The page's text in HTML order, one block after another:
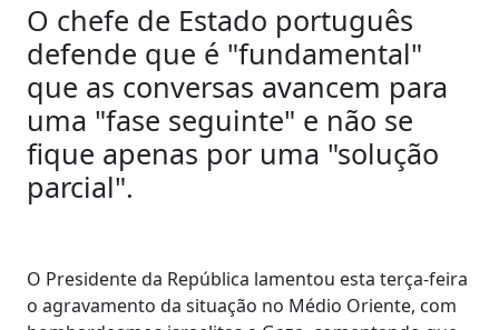
O chefe de Estado português
defende que é "fundamental"
que as conversas avancem para
uma "fase seguinte" e não se
fique apenas por uma "solução
parcial".
O Presidente da República lamentou esta terça-feira
o agravamento da situação no Médio Oriente, com